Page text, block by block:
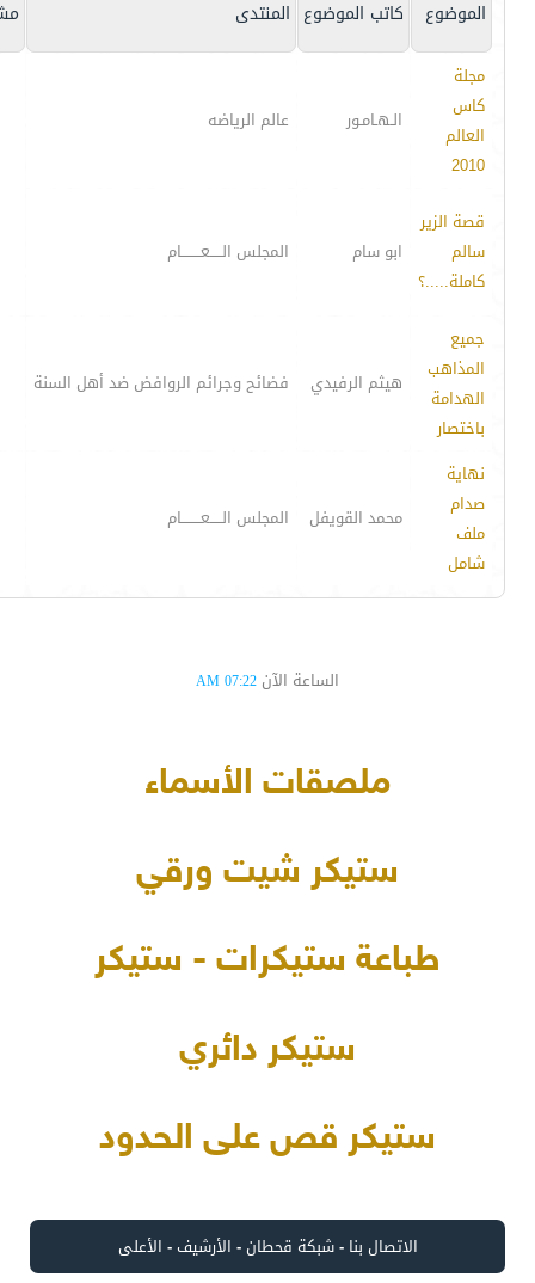
الموضوع كاتب الموضوع المنتدى
مجلة
كاس
العالم
2010
الـهـامـور عالم الرياضه
قصة الزير
سالم
كاملة.....؟
ابو سام المجلس الـــــعــــــــام
جميع
المذاهب
الهدامة
باختصار
هيثم الرفيدي فضائح وجرائم الروافض ضد أهل السنة
نهاية
صدام
ملف
شامل
محمد القويفل المجلس الـــــعــــــــام
الساعة الآن 07:22 AM
ملصقات الأسماء
ستيكر شيت ورقي
طباعة ستيكرات - ستيكر
ستيكر دائري
ستيكر قص على الحدود
الاتصال بنا -شبكة قحطان- الأرشيف- الأعلى